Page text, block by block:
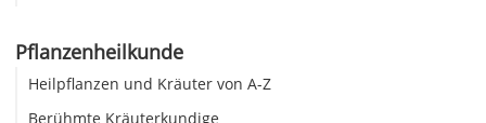
Pflanzenheilkunde
Heilpflanzen und Kräuter von A-Z
Berühmte Kräuterkundige